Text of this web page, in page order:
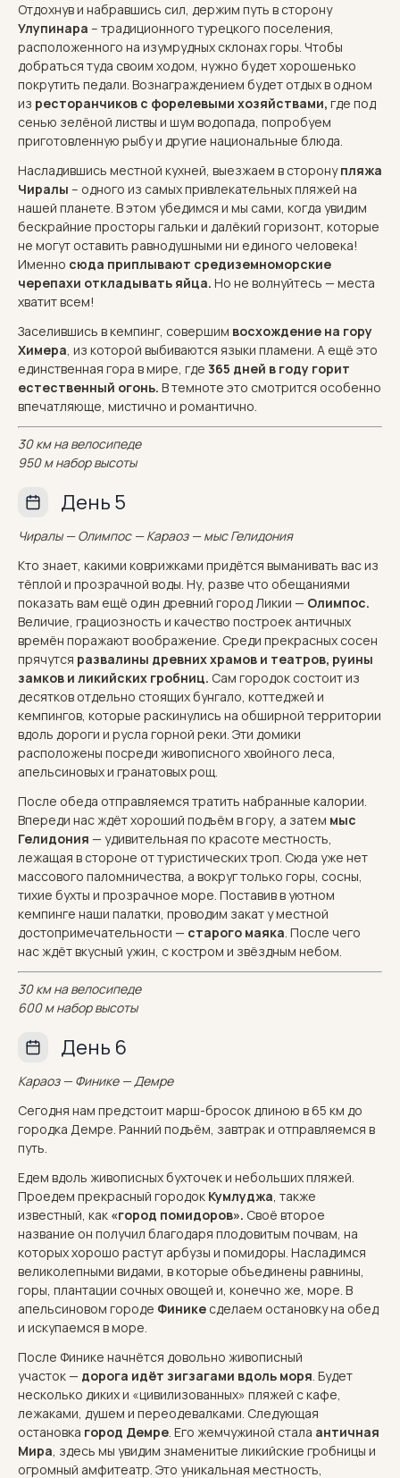
Отдохнув и набравшись сил, держим путь в сторону
Улупинара – традиционного турецкого поселения,
расположенного на изумрудных склонах горы. Чтобы
добраться туда своим ходом, нужно будет хорошенько
покрутить педали. Вознаграждением будет отдых в одном
из ресторанчиков с форелевыми хозяйствами, где под
сенью зелёной листвы и шум водопада, попробуем
приготовленную рыбу и другие национальные блюда.
Насладившись местной кухней, выезжаем в сторонупляжа
Чиралы – одного из самых привлекательных пляжей на
нашей планете. В этом убедимся и мы сами, когда увидим
бескрайние просторы гальки и далёкий горизонт, которые
не могут оставить равнодушными ни единого человека!
Именно сюда приплывают средиземноморские
черепахи откладывать яйца. Но не волнуйтесь — места
хватит всем!
Заселившись в кемпинг, совершим восхождение на гору
Химера, из которой выбиваются языки пламени. А ещё это
единственная гора в мире, где 365 дней в году горит
естественный огонь. В темноте это смотрится особенно
впечатляюще, мистично и романтично.
30 км на велосипеде
950 м набор высоты
День 5
Чиралы — Олимпос — Караоз — мыс Гелидония
Кто знает, какими коврижками придётся выманивать вас из
тёплой и прозрачной воды. Ну, разве что обещаниями
показать вам ещё один древний город Ликии — Олимпос.
Величие, грациозность и качество построек античных
времён поражают воображение. Среди прекрасных сосен
прячутся развалины древних храмов и театров, руины
замков и ликийских гробниц. Сам городок состоит из
десятков отдельно стоящих бунгало, коттеджей и
кемпингов, которые раскинулись на обширной территории
вдоль дороги и русла горной реки. Эти домики
расположены посреди живописного хвойного леса,
апельсиновых и гранатовых рощ.
После обеда отправляемся тратить набранные калории.
Впереди нас ждёт хороший подъём в гору, а затем мыс
Гелидония — удивительная по красоте местность,
лежащая в стороне от туристических троп. Сюда уже нет
массового паломничества, а вокруг только горы, сосны,
тихие бухты и прозрачное море. Поставив в уютном
кемпинге наши палатки, проводим закат у местной
достопримечательности — старого маяка. После чего
нас ждёт вкусный ужин, с костром и звёздным небом.
30 км на велосипеде
600 м набор высоты
День 6
Караоз — Финике — Демре
Сегодня нам предстоит марш-бросок длиною в 65 км до
городка Демре. Ранний подъём, завтрак и отправляемся в
путь.
Едем вдоль живописных бухточек и небольших пляжей.
Проедем прекрасный городок Кумлуджа, также
известный, как «город помидоров». Своё второе
название он получил благодаря плодовитым почвам, на
которых хорошо растут арбузы и помидоры. Насладимся
великолепными видами, в которые объединены равнины,
горы, плантации сочных овощей и, конечно же, море. В
апельсиновом городе Финике сделаем остановку на обед
и искупаемся в море.
После Финике начнётся довольно живописный
участок — дорога идёт зигзагами вдоль моря. Будет
несколько диких и «цивилизованных» пляжей с кафе,
лежаками, душем и переодевалками. Следующая
остановка город Демре. Его жемчужиной стала античная
Мира, здесь мы увидим знаменитые ликийские гробницы и
огромный амфитеатр. Это уникальная местность,